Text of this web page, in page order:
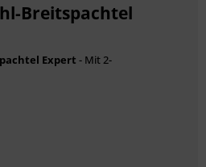
Breitspachtel
Expert - Mit 2-